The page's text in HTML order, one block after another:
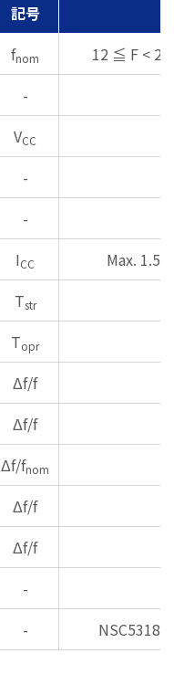
記号
fnom
12 ≦ F < 26
-
VCC
-
-
ICC
Max. 1.5
Tstr
Topr
Δf/f
Δf/f
Δf/fnom
Δf/f
Δf/f
-
- NSC5318A